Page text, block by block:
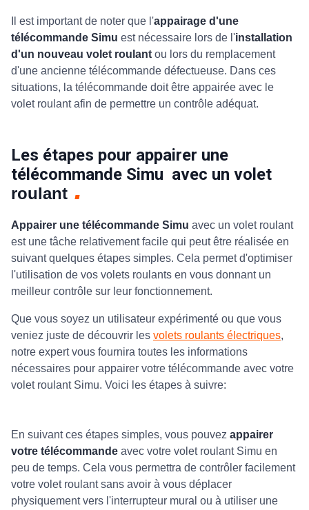
Il est important de noter que l'appairage d'une
télécommande Simu est nécessaire lors de l'installation
d'un nouveau volet roulant ou lors du remplacement
d'une ancienne télécommande défectueuse. Dans ces
situations, la télécommande doit être appairée avec le
volet roulant afin de permettre un contrôle adéquat.
Les étapes pour appairer une
télécommande Simu avec un volet
roulant
Appairer une télécommande Simu avec un volet roulant
est une tâche relativement facile qui peut être réalisée en
suivant quelques étapes simples. Cela permet d'optimiser
l'utilisation de vos volets roulants en vous donnant un
meilleur contrôle sur leur fonctionnement.
Que vous soyez un utilisateur expérimenté ou que vous
veniez juste de découvrir les volets roulants électriques,
notre expert vous fournira toutes les informations
nécessaires pour appairer votre télécommande avec votre
volet roulant Simu. Voici les étapes à suivre:
En suivant ces étapes simples, vous pouvez appairer
votre télécommande avec votre volet roulant Simu en
peu de temps. Cela vous permettra de contrôler facilement
votre volet roulant sans avoir à vous déplacer
physiquement vers l'interrupteur mural ou à utiliser une